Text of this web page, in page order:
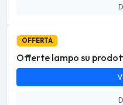
OFFERTA
Offerte lampo su